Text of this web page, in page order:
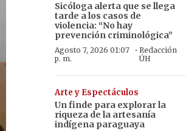
Sicóloga alerta que se llega
tarde a los casos de
violencia: “No hay
prevención criminológica”
Agosto 7, 2026 01:07
p. m.
·Redacción
ÚH
Arte y Espectáculos
Un finde para explorar la
riqueza de la artesanía
indígena paraguaya